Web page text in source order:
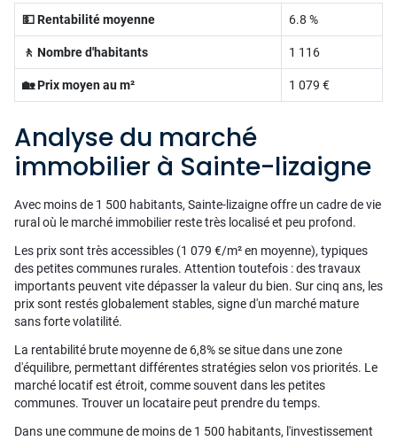
💵 Rentabilité moyenne 6.8 %
🚶 Nombre d'habitants 1 116
🏡 Prix moyen au m² 1 079 €
Analyse du marché
immobilier à Sainte-lizaigne
Avec moins de 1 500 habitants, Sainte-lizaigne offre un cadre de vie
rural où le marché immobilier reste très localisé et peu profond.
Les prix sont très accessibles (1 079 €/m² en moyenne), typiques
des petites communes rurales. Attention toutefois : des travaux
importants peuvent vite dépasser la valeur du bien. Sur cinq ans, les
prix sont restés globalement stables, signe d'un marché mature
sans forte volatilité.
La rentabilité brute moyenne de 6,8% se situe dans une zone
d'équilibre, permettant différentes stratégies selon vos priorités. Le
marché locatif est étroit, comme souvent dans les petites
communes. Trouver un locataire peut prendre du temps.
Dans une commune de moins de 1 500 habitants, l'investissement